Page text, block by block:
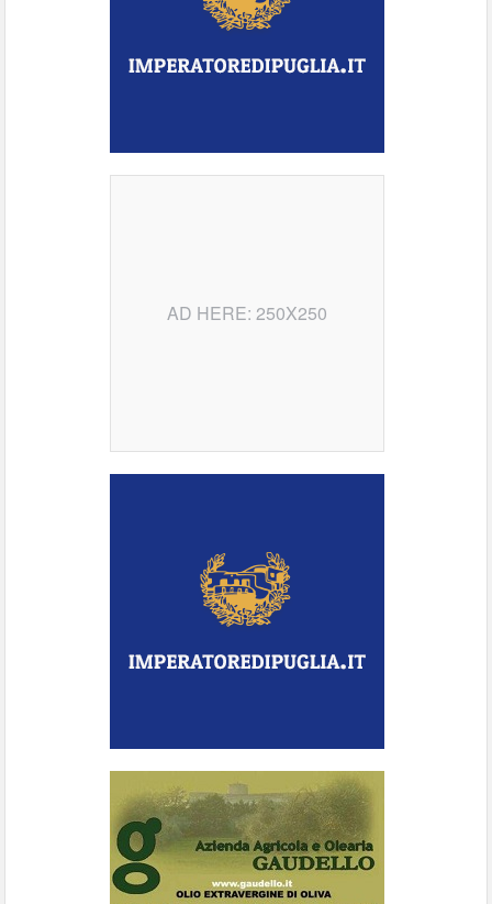
AD HERE: 250X250